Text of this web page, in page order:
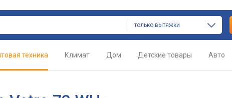
только вытяжки
техника Климат Дом Детские товары Авто